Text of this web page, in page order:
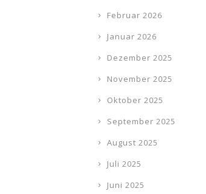
Februar 2026
Januar 2026
Dezember 2025
November 2025
Oktober 2025
September 2025
August 2025
Juli 2025
Juni 2025